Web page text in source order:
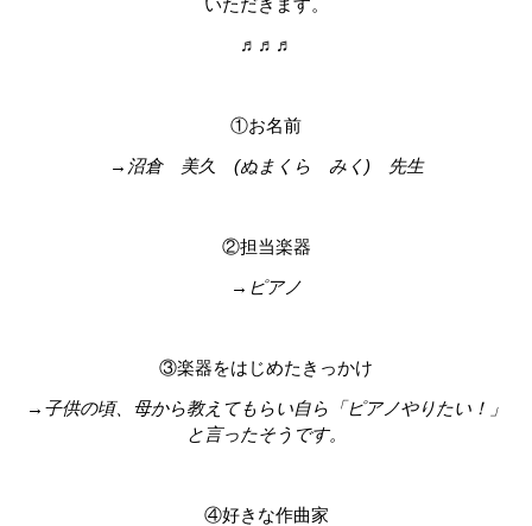
いただきます。
♬♬♬
①お名前
→沼倉 美久 (ぬまくら みく) 先生
②担当楽器
→ピアノ
③楽器をはじめたきっかけ
→子供の頃、母から教えてもらい自ら「ピアノやりたい！」
と言ったそうです。
④好きな作曲家